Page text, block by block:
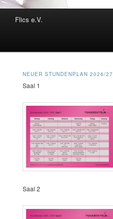
Flics e.V.
NEUER STUNDENPLAN 2026/27
Saal 1
Saal 2